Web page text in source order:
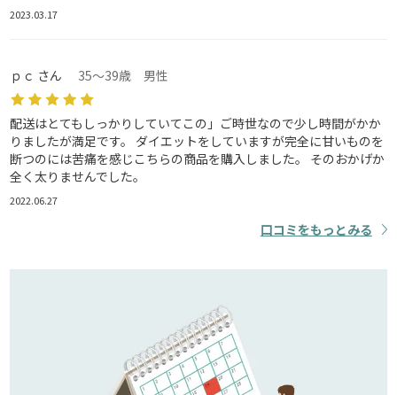
2023.03.17
ｐｃ さん 35～39歳 男性
配送はとてもしっかりしていてこの」ご時世なので少し時間がかか
りましたが満足です。 ダイエットをしていますが完全に甘いものを
断つのには苦痛を感じこちらの商品を購入しました。 そのおかげか
全く太りませんでした。
2022.06.27
口コミをもっとみる